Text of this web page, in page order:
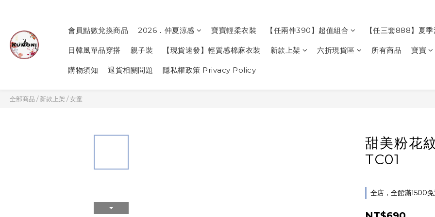
會員點數兌換商品 2026．仲夏涼感 寶寶輕柔衣裝 【任兩件390】超值組合 【任三套888】夏
日韓風單品穿搭 親子裝 【現貨速發】輕質感棉麻衣裝 新款上架 六折現貨區 所有商品 寶寶
購物須知 退貨相關問題 隱私權政策 Privacy Policy
全部商品 /新款上架 /女童
甜美粉花
TC01
全店，全館滿1500